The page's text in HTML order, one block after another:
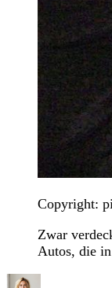
Copyright:
Zwar
Autos, die